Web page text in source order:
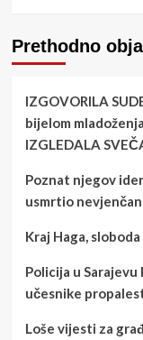
Prethodno
IZGOVORILA
bijelom
IZGLEDALA
Poznat njegov
usmrtio
Kraj Haga,
Policija u
učesnike
Loše vijesti za